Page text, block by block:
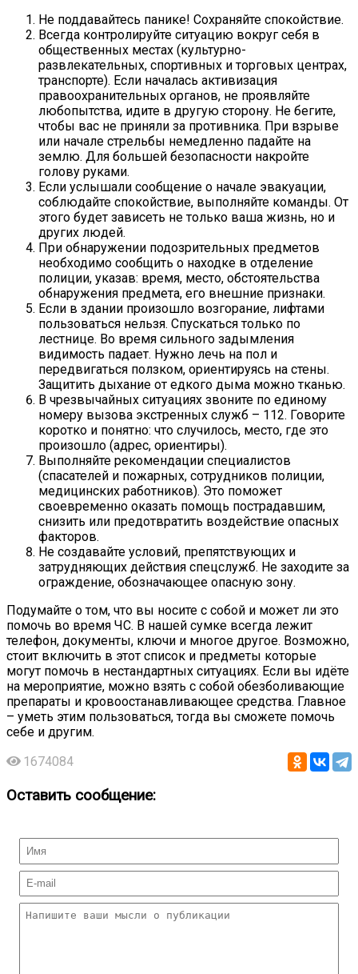
Не поддавайтесь панике! Сохраняйте спокойствие.
Всегда контролируйте ситуацию вокруг себя в
общественных местах (культурно-
развлекательных, спортивных и торговых центрах,
транспорте). Если началась активизация
правоохранительных органов, не проявляйте
любопытства, идите в другую сторону. Не бегите,
чтобы вас не приняли за противника. При взрыве
или начале стрельбы немедленно падайте на
землю. Для большей безопасности накройте
голову руками.
Если услышали сообщение о начале эвакуации,
соблюдайте спокойствие, выполняйте команды. От
этого будет зависеть не только ваша жизнь, но и
других людей.
При обнаружении подозрительных предметов
необходимо сообщить о находке в отделение
полиции, указав: время, место, обстоятельства
обнаружения предмета, его внешние признаки.
Если в здании произошло возгорание, лифтами
пользоваться нельзя. Спускаться только по
лестнице. Во время сильного задымления
видимость падает. Нужно лечь на пол и
передвигаться ползком, ориентируясь на стены.
Защитить дыхание от едкого дыма можно тканью.
В чрезвычайных ситуациях звоните по единому
номеру вызова экстренных служб – 112. Говорите
коротко и понятно: что случилось, место, где это
произошло (адрес, ориентиры).
Выполняйте рекомендации специалистов
(спасателей и пожарных, сотрудников полиции,
медицинских работников). Это поможет
своевременно оказать помощь пострадавшим,
снизить или предотвратить воздействие опасных
факторов.
Не создавайте условий, препятствующих и
затрудняющих действия спецслужб. Не заходите за
ограждение, обозначающее опасную зону.
Подумайте о том, что вы носите с собой и может ли это
помочь во время ЧС. В нашей сумке всегда лежит
телефон, документы, ключи и многое другое. Возможно,
стоит включить в этот список и предметы которые
могут помочь в нестандартных ситуациях. Если вы идёте
на мероприятие, можно взять с собой обезболивающие
препараты и кровоостанавливающее средства. Главное
– уметь этим пользоваться, тогда вы сможете помочь
себе и другим.
1674084
Оставить сообщение: